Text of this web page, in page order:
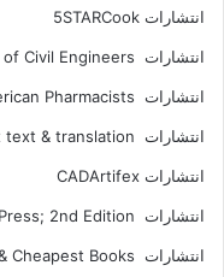
انتشارات ‎ 5STARCook
انتشارات Amer Society of Civil Engineers
انتشارات American Pharmacists
انتشارات artefact text & translation
انتشارات ‎ CADArtifex
انتشارات CRC Press; 2nd Edition
انتشارات E-Kitap Projesi & Cheapest Books